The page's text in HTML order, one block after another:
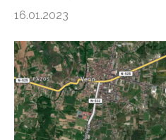
16.01.2023